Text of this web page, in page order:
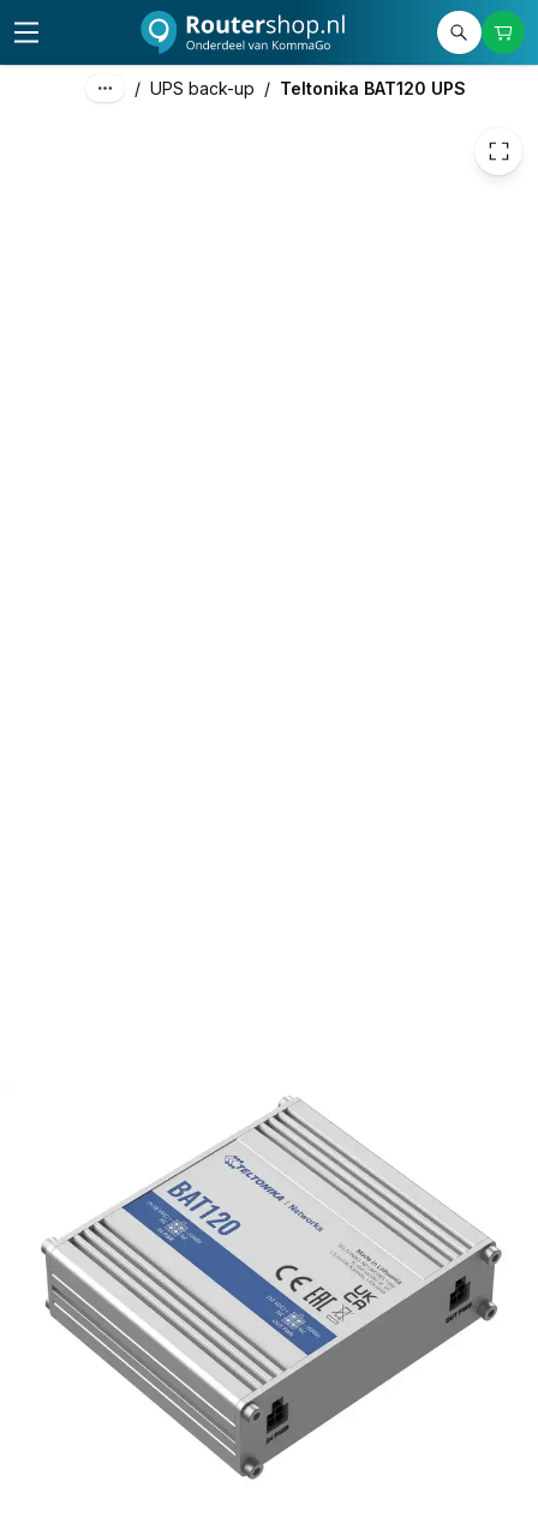
/ UPS back-up / Teltonika BAT120 UPS
excl. btw
incl. btw